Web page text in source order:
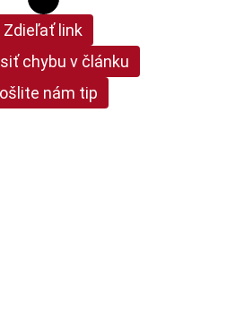
Zdieľať link
chybu v článku
nám tip